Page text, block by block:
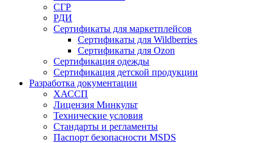
СГР
РДИ
Сертификаты для маркетплейсов
Сертификаты для Wildberries
Сертификаты для Ozon
Сертификация одежды
Сертификация детской продукции
Разработка документации
ХАССП
Лицензия Минкульт
Технические условия
Стандарты и регламенты
Паспорт безопасности MSDS